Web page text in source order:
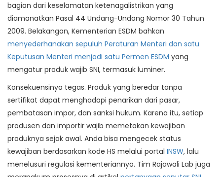
bagian dari keselamatan ketenagalistrikan yang
diamanatkan Pasal 44 Undang-Undang Nomor 30 Tahun
2009. Belakangan, Kementerian ESDM bahkan
menyederhanakan sepuluh Peraturan Menteri dan satu
Keputusan Menteri menjadi satu Permen ESDM yang
mengatur produk wajib SNI, termasuk luminer.
Konsekuensinya tegas. Produk yang beredar tanpa
sertifikat dapat menghadapi penarikan dari pasar,
pembatasan impor, dan sanksi hukum. Karena itu, setiap
produsen dan importir wajib memetakan kewajiban
produknya sejak awal. Anda bisa mengecek status
kewajiban berdasarkan kode HS melalui portal INSW, lalu
menelusuri regulasi kementeriannya. Tim Rajawali Lab juga